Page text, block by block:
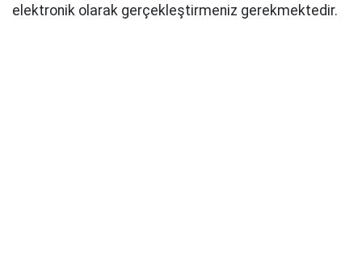
elektronik olarak gerçekleştirmeniz gerekmektedir.